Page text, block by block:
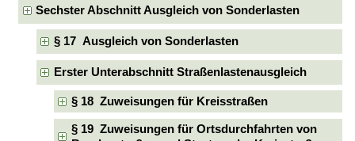
Sechster Abschnitt Ausgleich von Sonderlasten
§ 17 Ausgleich von Sonderlasten
Erster Unterabschnitt Straßenlastenausgleich
§ 18 Zuweisungen für Kreisstraßen
§ 19 Zuweisungen für Ortsdurchfahrten von